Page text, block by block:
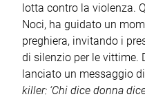
lotta contro la violenza.
Noci, ha guidato un
preghiera, invitando i
di silenzio per le vittime.
lanciato un messaggio
killer: ‘Chi dice donna